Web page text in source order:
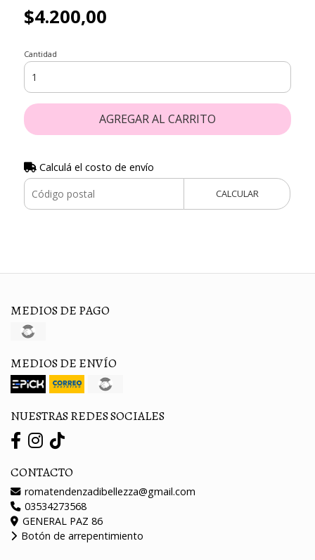
$4.200,00
Cantidad
AGREGAR AL CARRITO
Calculá el costo de envío
CALCULAR
MEDIOS DE PAGO
MEDIOS DE ENVÍO
NUESTRAS REDES SOCIALES
CONTACTO
romatendenzadibellezza@gmail.com
03534273568
GENERAL PAZ 86
Botón de arrepentimiento